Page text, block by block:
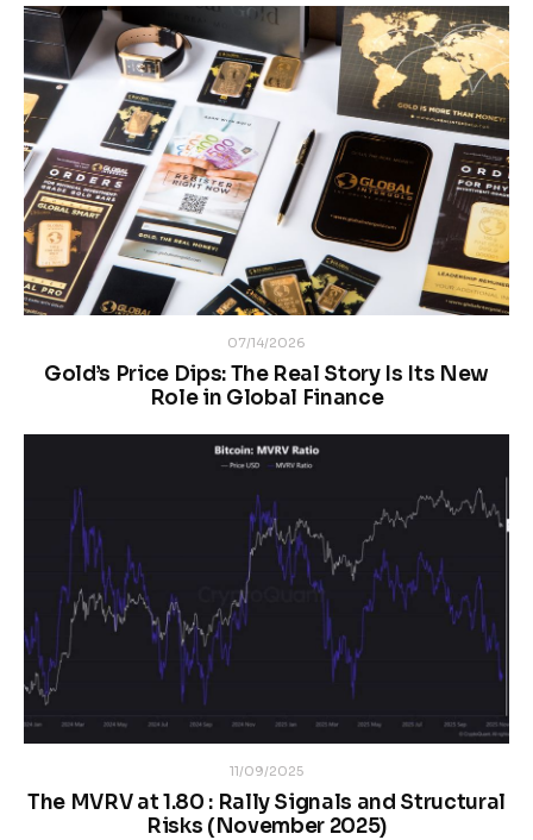
07/14/2026
Gold’s Price Dips: The Real Story Is Its New
Role in Global Finance
11/09/2025
The MVRV at 1.80 : Rally Signals and Structural
Risks (November 2025)